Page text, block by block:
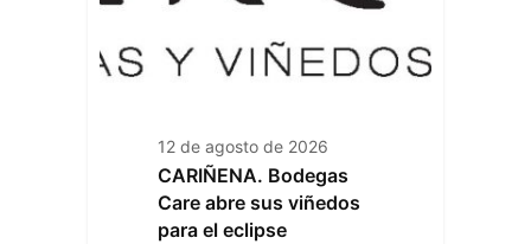
12 de agosto de 2026
CARIÑENA. Bodegas
Care abre sus viñedos
para el eclipse